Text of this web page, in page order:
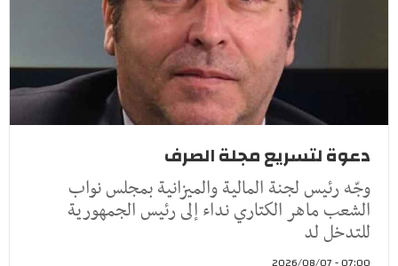
دعوة لتسريع مجلة الصرف
وجّه رئيس لجنة المالية والميزانية بمجلس نواب
الشعب ماهر الكتاري نداء إلى رئيس الجمهورية
للتدخل لد